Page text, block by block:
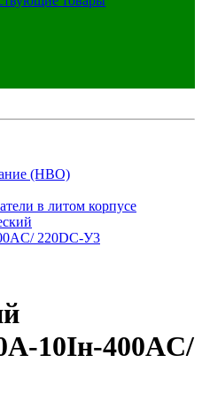
(НВО)
в литом корпусе
220DC-У3
10Iн-400AC/